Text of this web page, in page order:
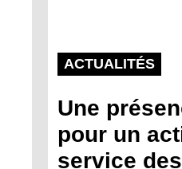
ACTUALITÉS
Une
pour un
service